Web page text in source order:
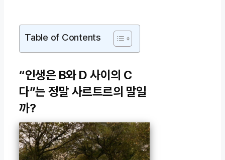
Table of Contents
“인생은 B와 D 사이의 C
다”는 정말 사르트르의 말일
까?